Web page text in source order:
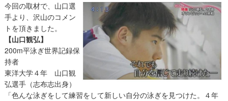
今回の取材で、山口選
手より、沢山のコメン
トを頂きました。
【山口観弘】
200m平泳ぎ世界記録保
持者
東洋大学４年 山口観
弘選手（志布志出身）
「色んな泳ぎをして練習をして新しい自分の泳ぎを見つけた。４年